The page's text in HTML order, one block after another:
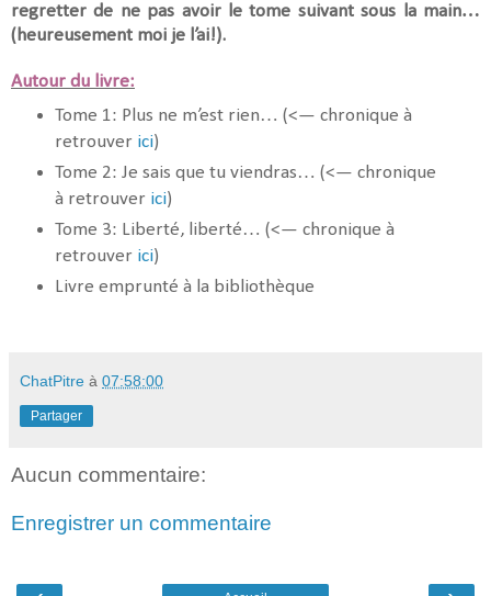
regretter de ne pas avoir le tome suivant sous la main…
(heureusement moi je l’ai!).
Autour du livre:
Tome 1: Plus ne m’est rien… (<— chronique à
retrouver ici)
Tome 2: Je sais que tu viendras… (<— chronique
à retrouver ici)
Tome 3: Liberté, liberté… (<— chronique à
retrouver ici)
Livre emprunté à la bibliothèque
ChatPitre à 07:58:00
Partager
Aucun commentaire:
Enregistrer un commentaire